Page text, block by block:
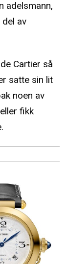
adelsmann,
av
Cartier så
satte sin lit
noen av
fikk